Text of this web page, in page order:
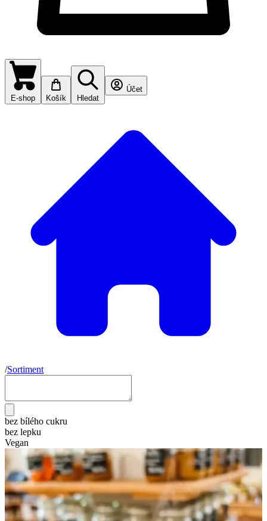
E-shop Košík Hledat
Účet
/Sortiment
bez bílého cukru
bez lepku
Vegan